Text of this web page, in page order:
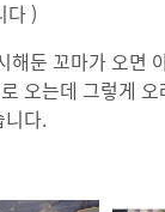
다 )
해둔 꼬마가 오면
오는데 그렇게
니다.